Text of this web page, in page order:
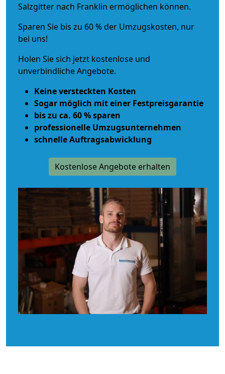
Salzgitter nach Franklin ermöglichen können.
Sparen Sie bis zu 60 % der Umzugskosten, nur
bei uns!
Holen Sie sich jetzt kostenlose und
unverbindliche Angebote.
Keine versteckten Kosten
Sogar möglich mit einer Festpreisgarantie
bis zu ca. 60 % sparen
professionelle Umzugsunternehmen
schnelle Auftragsabwicklung
Kostenlose Angebote erhalten